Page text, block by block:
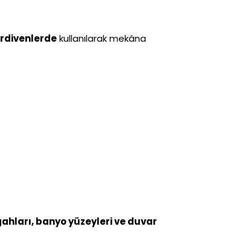
kullanılarak mekâna
banyo yüzeyleri ve duvar